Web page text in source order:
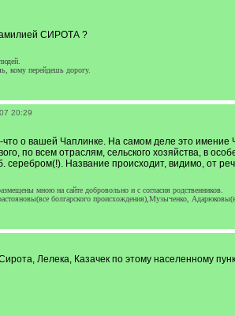
СИРОТА ?
кому перейдешь дорогу.
20:29
что о вашей Чаплинке. На самом деле это имение
по всем отраслям, сельского хозяйства, в
серебром(!). Название происходит, видимо, от
мною на сайте добровольно и с согласия родственников.
болгарского происхождения),Музыченко,
Лелека, Казачек по этому населенному